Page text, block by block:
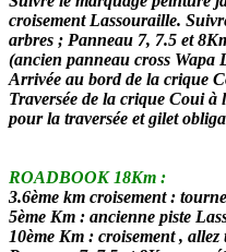
croisement Lassouraille.
arbres ; Panneau 7, 7.5 et
(ancien panneau cross Wapa
Arrivée au bord de la crique
Traversée de la crique Coui à
pour la traversée et gilet
ROADBOOK 18Km :
3.6ème km croisement :
5ème Km : ancienne piste
10ème Km : croisement ,